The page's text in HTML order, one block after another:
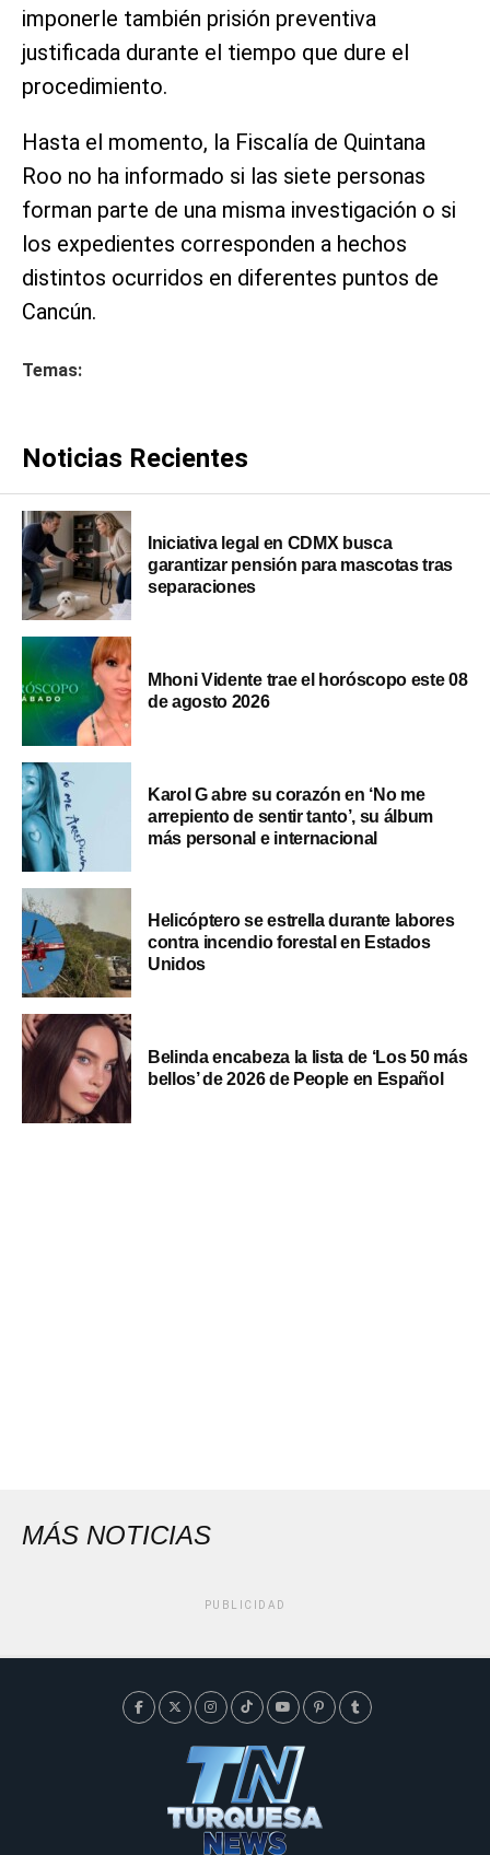
imponerle también prisión preventiva
justificada durante el tiempo que dure el
procedimiento.
Hasta el momento, la Fiscalía de Quintana
Roo no ha informado si las siete personas
forman parte de una misma investigación o si
los expedientes corresponden a hechos
distintos ocurridos en diferentes puntos de
Cancún.
Temas:
Noticias Recientes
Iniciativa legal en CDMX busca
garantizar pensión para mascotas tras
separaciones
Mhoni Vidente trae el horóscopo este 08
de agosto 2026
Karol G abre su corazón en ‘No me
arrepiento de sentir tanto’, su álbum
más personal e internacional
Helicóptero se estrella durante labores
contra incendio forestal en Estados
Unidos
Belinda encabeza la lista de ‘Los 50 más
bellos’ de 2026 de People en Español
MÁS NOTICIAS
PUBLICIDAD